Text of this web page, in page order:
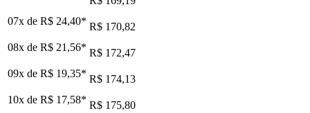
07x de R$ 24,40* R$ 170,82
08x de R$ 21,56* R$ 172,47
09x de R$ 19,35* R$ 174,13
10x de R$ 17,58* R$ 175,80